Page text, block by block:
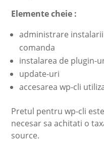
Elemente cheie :
administrare
comanda
instalarea de plugin-
update-uri
accesarea wp-cli
Pretul pentru wp-cli
necesar sa achitati o
source.